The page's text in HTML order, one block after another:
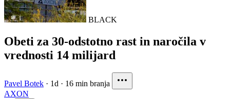
BLACK
Obeti za 30-odstotno rast in naročila v
vrednosti 14 milijard
Pavel Botek · 1d · 16 min branja
AXON